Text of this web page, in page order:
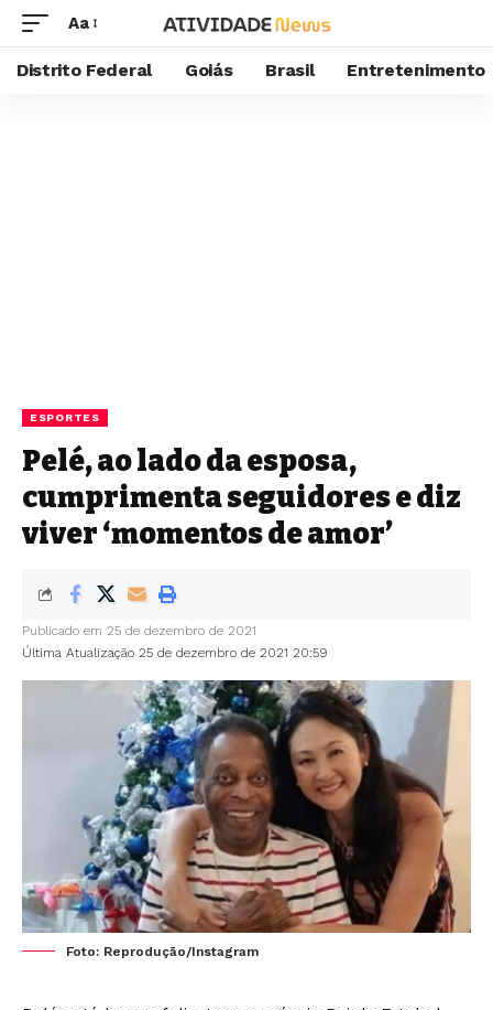
Aa
Distrito Federal Goiás Brasil Entretenimento
ESPORTES
Pelé, ao lado da esposa,
cumprimenta seguidores e diz
viver ‘momentos de amor’
Última Atualização 25 de dezembro de 2021 20:59
Publicado em 25 de dezembro de 2021
Foto: Reprodução/Instagram